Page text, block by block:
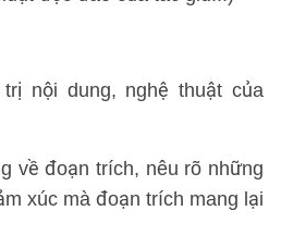
nội dung, nghệ thuật của
về đoạn trích, nêu rõ những
xúc mà đoạn trích mang lại